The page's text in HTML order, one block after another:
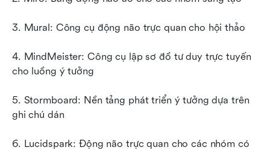
3. Mural: Công cụ động não trực quan cho hội thảo
4. MindMeister: Công cụ lập sơ đồ tư duy trực tuyến
cho luồng ý tưởng
5. Stormboard: Nền tảng phát triển ý tưởng dựa trên
ghi chú dán
6. Lucidspark: Động não trực quan cho các nhóm có